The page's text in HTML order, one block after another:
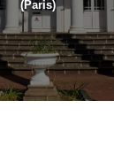
(Paris)